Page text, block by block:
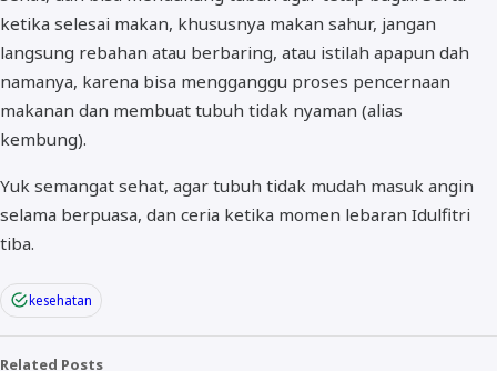
ketika selesai makan, khususnya makan sahur, jangan
langsung rebahan atau berbaring, atau istilah apapun dah
namanya, karena bisa mengganggu proses pencernaan
makanan dan membuat tubuh tidak nyaman (alias
kembung).
Yuk semangat sehat, agar tubuh tidak mudah masuk angin
selama berpuasa, dan ceria ketika momen lebaran Idulfitri
tiba.
kesehatan
Related Posts